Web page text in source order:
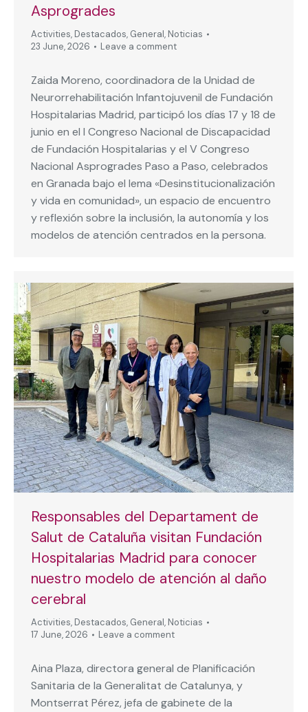
Asprogrades
Activities, Destacados, General, Noticias
23 June, 2026
Leave a comment
Zaida Moreno, coordinadora de la Unidad de
Neurorrehabilitación Infantojuvenil de Fundación
Hospitalarias Madrid, participó los días 17 y 18 de
junio en el I Congreso Nacional de Discapacidad
de Fundación Hospitalarias y el V Congreso
Nacional Asprogrades Paso a Paso, celebrados
en Granada bajo el lema «Desinstitucionalización
y vida en comunidad», un espacio de encuentro
y reflexión sobre la inclusión, la autonomía y los
modelos de atención centrados en la persona.
Responsables del Departament de
Salut de Cataluña visitan Fundación
Hospitalarias Madrid para conocer
nuestro modelo de atención al daño
cerebral
Activities, Destacados, General, Noticias
17 June, 2026
Leave a comment
Aina Plaza, directora general de Planificación
Sanitaria de la Generalitat de Catalunya, y
Montserrat Pérez, jefa de gabinete de la